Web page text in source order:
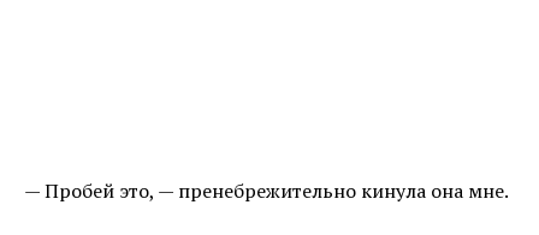
— Пробей это, — пренебрежительно кинула она мне.